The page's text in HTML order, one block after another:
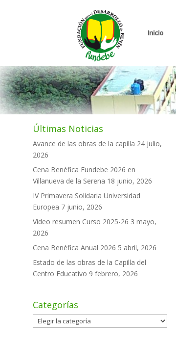
Inicio
Últimas Noticias
Avance de las obras de la capilla 24 julio,
2026
Cena Benéfica Fundebe 2026 en
Villanueva de la Serena 18 junio, 2026
IV Primavera Solidaria Universidad
Europea 7 junio, 2026
Video resumen Curso 2025-26 3 mayo,
2026
Cena Benéfica Anual 2026 5 abril, 2026
Estado de las obras de la Capilla del
Centro Educativo 9 febrero, 2026
Categorías
Categorías